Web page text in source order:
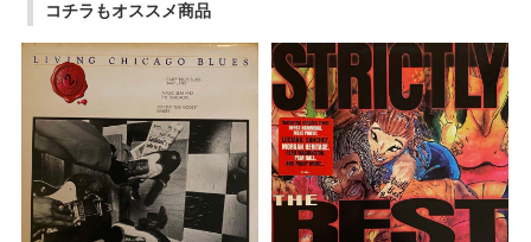
コチラもオススメ商品